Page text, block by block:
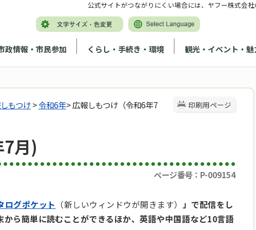
政情報・市民参加 くらし・手続き・環境 観光・イベント・魅
公式サイトがつながりにくい場合には、ヤフー株式会
印刷用ページ
もつけ>令和6年> 広報しもつけ（令和6年7
月)
ページ番号：P-009154
ログポケット （新しいウィンドウが開きます） 」で配信をし
ら簡単に読むことができるほか、英語や中国語など10言語